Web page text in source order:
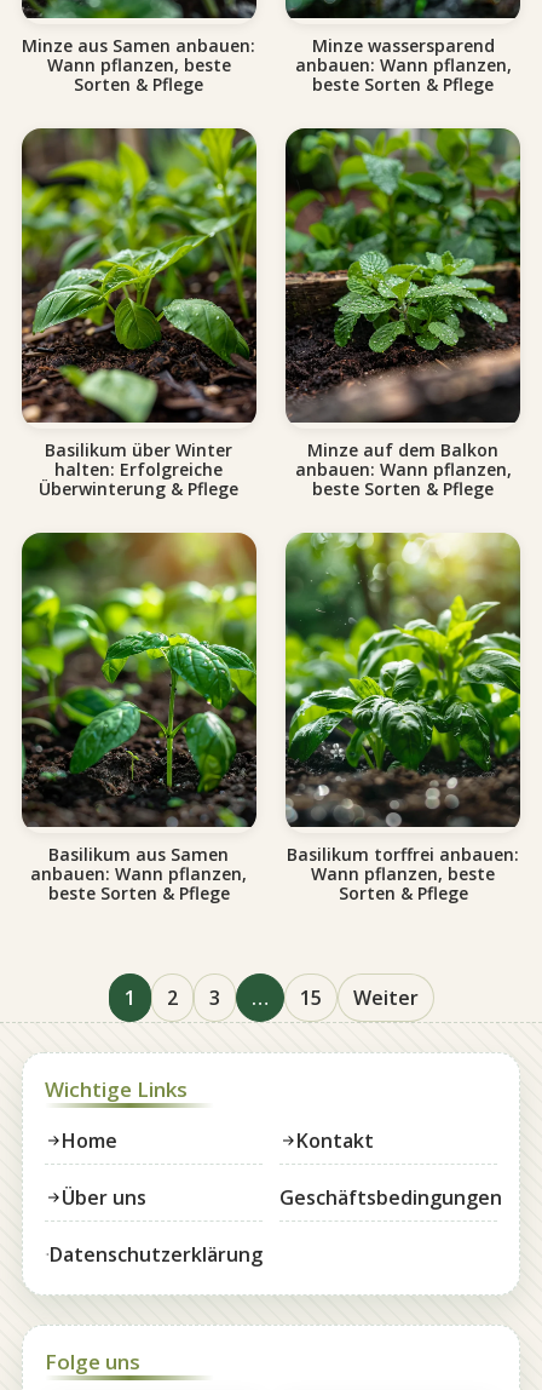
Minze aus Samen anbauen:
Wann pflanzen, beste
Sorten & Pflege
Minze wassersparend
anbauen: Wann pflanzen,
beste Sorten & Pflege
Basilikum über Winter
halten: Erfolgreiche
Überwinterung & Pflege
Minze auf dem Balkon
anbauen: Wann pflanzen,
beste Sorten & Pflege
Basilikum aus Samen
anbauen: Wann pflanzen,
beste Sorten & Pflege
Basilikum torffrei anbauen:
Wann pflanzen, beste
Sorten & Pflege
1 2 3 … 15 Weiter
Wichtige Links
Home Kontakt
Über uns Geschäftsbedingungen
Datenschutzerklärung
Folge uns